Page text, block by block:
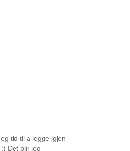
tid til å legge igjen
Det blir jeg